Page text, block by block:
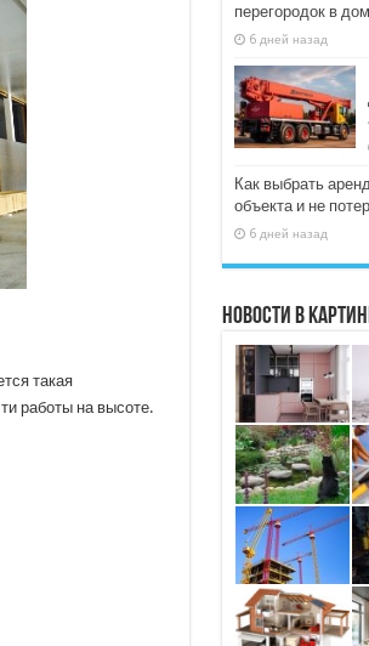
такая
работы на высоте.
перегородок в
6 дней назад
Как выбрать
объекта и не
6 дней назад
Новости в